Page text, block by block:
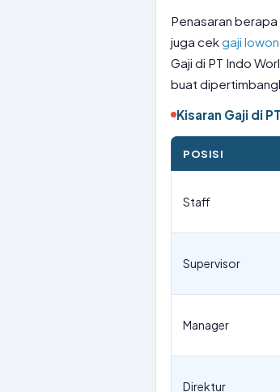
Penasaran berapa
juga cekgaji
Gaji di PT Indo
buat
Kisaran Gaji di
POSISI
Staff
Supervisor
Manager
Direktur